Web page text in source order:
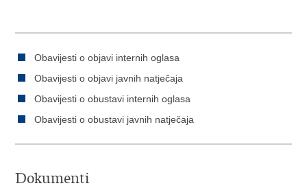
Obavijesti o objavi internih oglasa
Obavijesti o objavi javnih natječaja
Obavijesti o obustavi internih oglasa
Obavijesti o obustavi javnih natječaja
Dokumenti